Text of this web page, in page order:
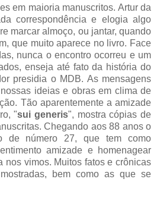
em maioria manuscritos. Artur da
correspondência e elogia algo
marcar almoço, ou jantar, quando
que muito aparece no livro. Face
nunca o encontro ocorreu e um
enseja até fato da história do
presidia o MDB. As mensagens
ideias e obras em clima de
Tão aparentemente a amizade
"sui generis", mostra cópias de
Chegando aos 88 anos o
de número 27, que tem como
amizade e homenagear
nos vimos. Muitos fatos e crônicas
bem como as que se